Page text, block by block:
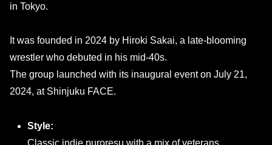
in Tokyo.
It was founded in 2024 by Hiroki Sakai, a late-blooming
wrestler who debuted in his mid-40s.
The group launched with its inaugural event on July 21,
2024, at Shinjuku FACE.
Style: